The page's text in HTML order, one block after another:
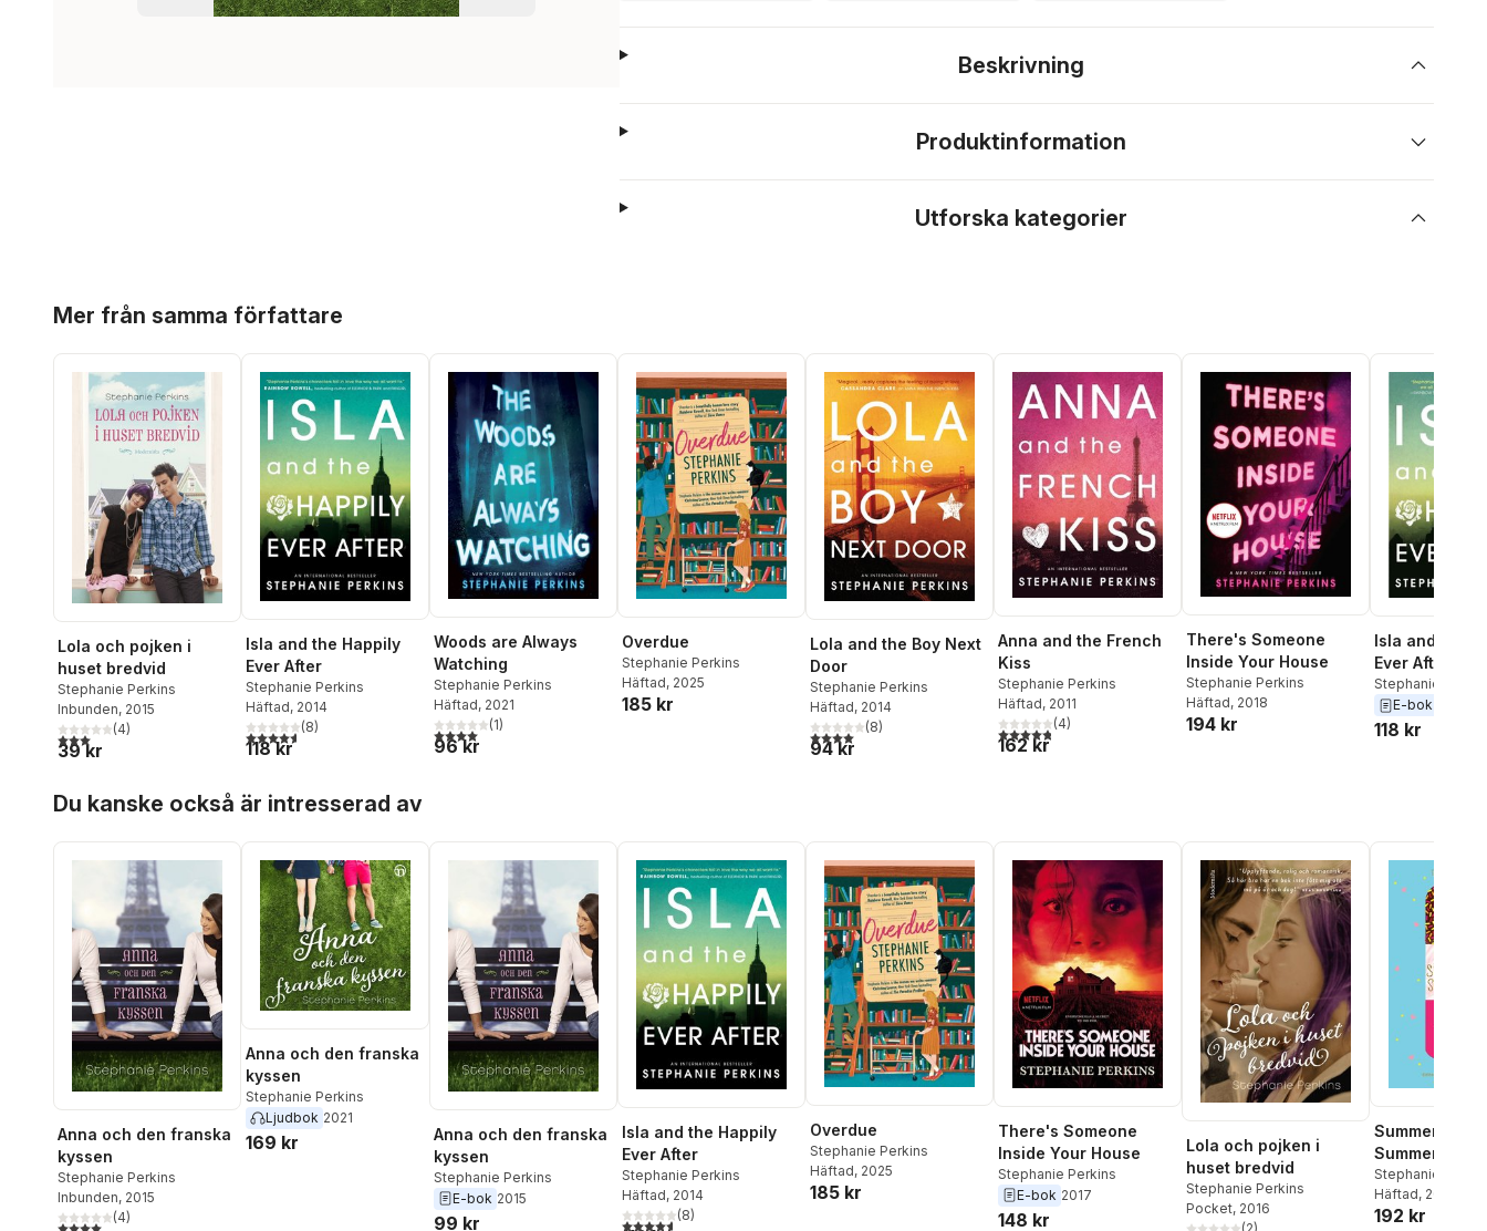
Beskrivning
Produktinformation
Utforska kategorier
Mer från samma författare
Lola och pojken i
huset bredvid
Stephanie Perkins
Inbunden, 2015
3,0utav 5 stjärnor. Totalt antal röster:
(4)
39 kr
Isla and the Happily
Ever After
Stephanie Perkins
Häftad, 2014
4,6utav 5 stjärnor. Totalt antal röster:
(8)
118 kr
Woods are Always
Watching
Stephanie Perkins
Häftad, 2021
4,0utav 5 stjärnor. Totalt antal röster:
(1)
96 kr
Overdue
Stephanie Perkins
Häftad, 2025
185 kr
Lola and the Boy Next
Door
Stephanie Perkins
Häftad, 2014
4,0utav 5 stjärnor. Totalt antal röster:
(8)
94 kr
Anna and the French
Kiss
Stephanie Perkins
Häftad, 2011
4,8utav 5 stjärnor. Totalt antal röster:
(4)
162 kr
There's Someone
Inside Your House
Stephanie Perkins
Häftad, 2018
194 kr
Isla and the
Ever After
Stephanie
E-bok
118 kr
Du kanske också är intresserad av
Anna och den franska
kyssen
Stephanie Perkins
Inbunden, 2015
4,0utav 5 stjärnor. Totalt antal röster:
(4)
Anna och den franska
kyssen
Stephanie Perkins
Ljudbok 2021
169 kr
Anna och den franska
kyssen
Stephanie Perkins
E-bok 2015
99 kr
Isla and the Happily
Ever After
Stephanie Perkins
Häftad, 2014
4,6utav 5 stjärnor. Totalt antal röster:
(8)
Overdue
Stephanie Perkins
Häftad, 2025
185 kr
There's Someone
Inside Your House
Stephanie Perkins
E-bok 2017
148 kr
Lola och pojken i
huset bredvid
Stephanie Perkins
Pocket, 2016
Summer Days
Summer
Stephanie
Häftad, 2017
192 kr